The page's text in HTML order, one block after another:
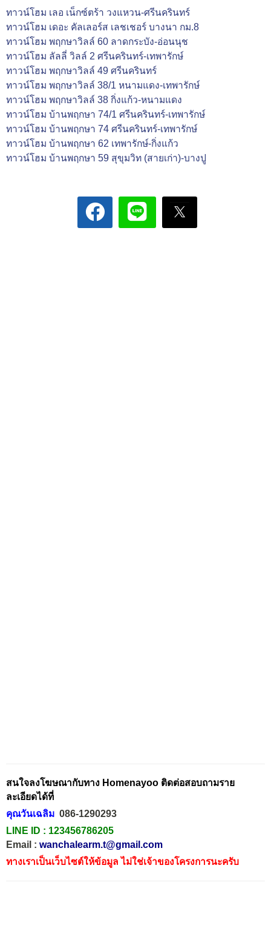
ทาวน์โฮม เลอ เน็กซ์ตร้า วงแหวน-ศรีนครินทร์
ทาวน์โฮม เดอะ คัลเลอร์ส เลชเชอร์ บางนา กม.8
ทาวน์โฮม พฤกษาวิลล์ 60 ลาดกระบัง-อ่อนนุช
ทาวน์โฮม ลัลลี่ วิลล์ 2 ศรีนครินทร์-เทพารักษ์
ทาวน์โฮม พฤกษาวิลล์ 49 ศรีนครินทร์
ทาวน์โฮม พฤกษาวิลล์ 38/1 หนามแดง-เทพารักษ์
ทาวน์โฮม พฤกษาวิลล์ 38 กิ่งแก้ว-หนามแดง
ทาวน์โฮม บ้านพฤกษา 74/1 ศรีนครินทร์-เทพารักษ์
ทาวน์โฮม บ้านพฤกษา 74 ศรีนครินทร์-เทพารักษ์
ทาวน์โฮม บ้านพฤกษา 62 เทพารักษ์-กิ่งแก้ว
ทาวน์โฮม บ้านพฤกษา 59 สุขุมวิท (สายเก่า)-บางปู
สนใจลงโฆษณากับทาง Homenayoo ติดต่อสอบถามราย
ละเอียดได้ที่
คุณวันเฉลิม 086-1290293
LINE ID : 123456786205
Email : wanchalearm.t@gmail.com
ทางเราเป็นเว็บไซต์ให้ข้อมูล ไม่ใช่เจ้าของโครงการนะครับ